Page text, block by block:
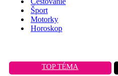
Šport
Motorky
Horoskop
TOP TÉMA